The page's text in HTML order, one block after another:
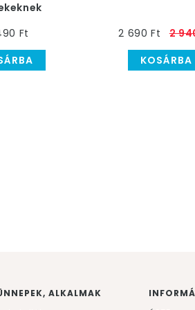
Ft
2 690 Ft
2
KOSÁRBA
ALKALMAK